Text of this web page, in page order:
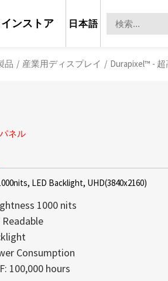
プレイは、高い透明性、軽量構造、そして
兼ね備え、コンテンツがまるで空中に浮か
うな視覚體験を実現します。モジュール式
ン 創立以来の中核技術であり続けてお
供するディスプレイの大部分が1,000 nit
います。高輝度により、あらゆる照明条件
当者とビジネスニーズについて話し合う
新のニュースと情報を見る
ンストア 日本語
品 / 産業用ディスプレイ /
ネル
LED Backlight, UHD(3840x2160)
1000 nits
Consumption
100,000 hours